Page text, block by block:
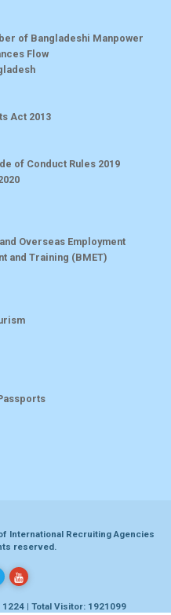
of Bangladeshi Manpower
Flow
Act 2013
of Conduct Rules 2019
Overseas Employment
and Training (BMET)
International Recruiting Agencies
reserved.
| Total Visitor: 1921099